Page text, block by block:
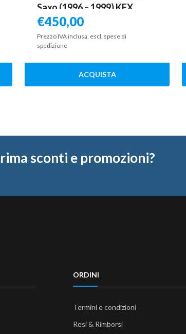
Saxo (1996 – 1999) KFX
€450,00
Prezzo IVA inclusa, escl. spese di
spedizione
ACQUISTA
sconti e promozioni?
ORDINI
Termini e condizioni
Resi & Rimborsi